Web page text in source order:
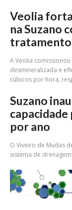
Veolia
na Suzano
tratamento
A Veolia
desmineralizada e
cúbicos por hora,
Suzano
capacidade
por ano
O Viveiro de Mudas
sistema de